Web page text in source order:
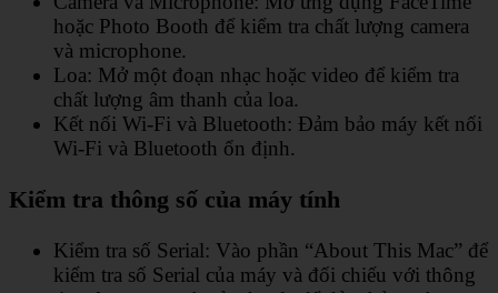
hoặc Photo Booth để kiểm tra chất lượng camera
và microphone.
Loa: Mở một đoạn nhạc hoặc video để kiểm tra
chất lượng âm thanh của loa.
Kết nối Wi-Fi và Bluetooth: Đảm bảo máy kết nối
Wi-Fi và Bluetooth ổn định.
Kiểm tra thông số của máy tính
Kiểm tra số Serial: Vào phần “About This Mac” để
kiểm tra số Serial của máy và đối chiếu với thông